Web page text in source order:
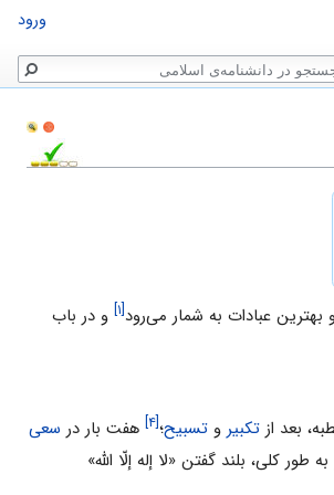
بهترین عبادات به شمار مى‌رود[۱] و در باب
بعد از تکبیر و تسبیح؛[۴] هفت بار در سعى
طور کلی، بلند گفتن «لا إله إلّا اللّه»
ورود